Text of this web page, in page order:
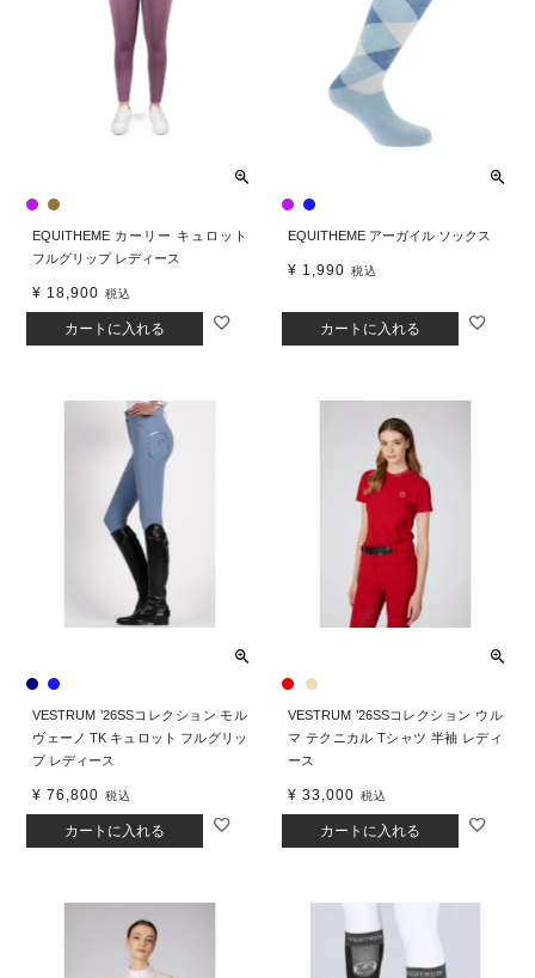
EQUITHEME カーリー キュロット
フルグリップ レディース
¥ 18,900 税込
カートに入れる
EQUITHEME アーガイル ソックス
¥ 1,990 税込
カートに入れる
VESTRUM ’26SSコレクション モル
ヴェーノ TK キュロット フルグリッ
プ レディース
¥ 76,800 税込
カートに入れる
VESTRUM ’26SSコレクション ウル
マ テクニカル Tシャツ 半袖 レディ
ース
¥ 33,000 税込
カートに入れる